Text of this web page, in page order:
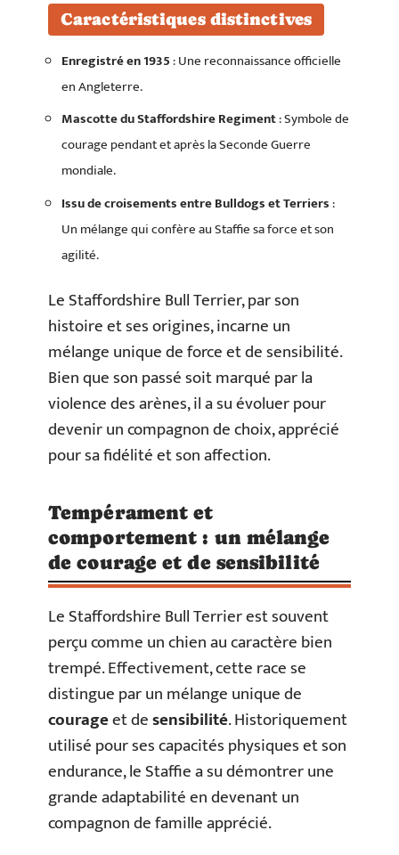
Caractéristiques distinctives
Enregistré en 1935: Une reconnaissance officielle
en Angleterre.
Mascotte du Staffordshire Regiment: Symbole de
courage pendant et après la Seconde Guerre
mondiale.
Issu de croisements entre Bulldogs et Terriers:
Un mélange qui confère au Staffie sa force et son
agilité.
Le Staffordshire Bull Terrier, par son
histoire et ses origines, incarne un
mélange unique de force et de sensibilité.
Bien que son passé soit marqué par la
violence des arènes, il a su évoluer pour
devenir un compagnon de choix, apprécié
pour sa fidélité et son affection.
Tempérament et
comportement : un mélange
de courage et de sensibilité
Le Staffordshire Bull Terrier est souvent
perçu comme un chien au caractère bien
trempé. Effectivement, cette race se
distingue par un mélange unique de
courageet desensibilité. Historiquement
utilisé pour ses capacités physiques et son
endurance, le Staffie a su démontrer une
grande adaptabilité en devenant un
compagnon de famille apprécié.